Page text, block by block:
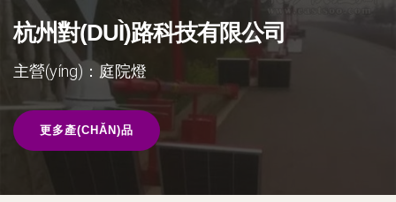
杭州對(DUÌ)路科技有限公司
主營(yíng)：庭院燈
更多產(CHǍN)品